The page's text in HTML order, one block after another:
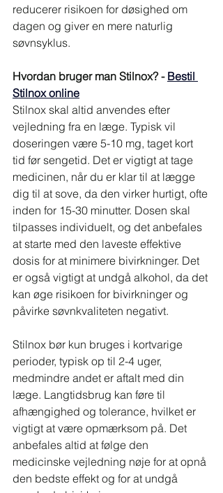
reducerer risikoen for døsighed om
dagen og giver en mere naturlig
søvnsyklus.
Hvordan bruger man Stilnox? - Bestil
Stilnox online
Stilnox skal altid anvendes efter
vejledning fra en læge. Typisk vil
doseringen være 5-10 mg, taget kort
tid før sengetid. Det er vigtigt at tage
medicinen, når du er klar til at lægge
dig til at sove, da den virker hurtigt, ofte
inden for 15-30 minutter. Dosen skal
tilpasses individuelt, og det anbefales
at starte med den laveste effektive
dosis for at minimere bivirkninger. Det
er også vigtigt at undgå alkohol, da det
kan øge risikoen for bivirkninger og
påvirke søvnkvaliteten negativt.
Stilnox bør kun bruges i kortvarige
perioder, typisk op til 2-4 uger,
medmindre andet er aftalt med din
læge. Langtidsbrug kan føre til
afhængighed og tolerance, hvilket er
vigtigt at være opmærksom på. Det
anbefales altid at følge den
medicinske vejledning nøje for at opnå
den bedste effekt og for at undgå